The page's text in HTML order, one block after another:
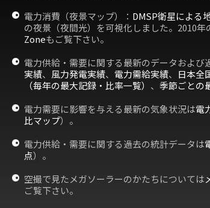
電力消費（夜景マップ）： DMSP衛星による
の夜景（夜間光）を可視化しました。2010年
Zoneもご覧下さい。
電力供給・需要に関する最新のデータおよび
実績、 風力発電実績、 電力需給実績、 日本全
（毎年の最大記録・比率一覧） 、 季節ごとの
電力需要に影響を与える最新の気象状況は電
比マップ）。
電力供給・需要に関する過去の統計データは
点）。
空撮で見たメガソーラーのかたちについては
ご覧下さい。